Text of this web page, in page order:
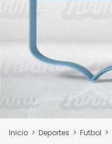
Inicio > Deportes > Futbol >